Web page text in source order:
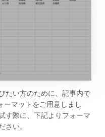
たい方のために、記事内で
ーマットをご用意しまし
す際に、下記よりフォーマ
さい。